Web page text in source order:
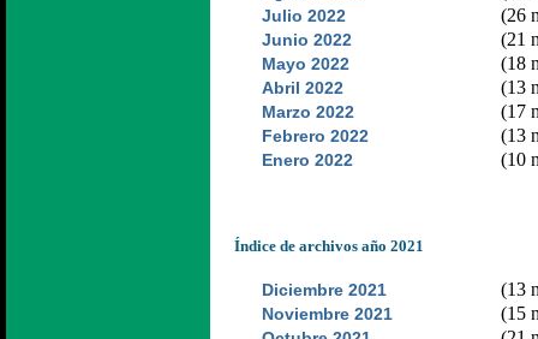
Julio 2022 (26
Junio 2022 (21
Mayo 2022 (18
Abril 2022 (13
Marzo 2022 (17
Febrero 2022 (13
Enero 2022 (10
Índice de archivos año 2021
Diciembre 2021 (13
Noviembre 2021 (15